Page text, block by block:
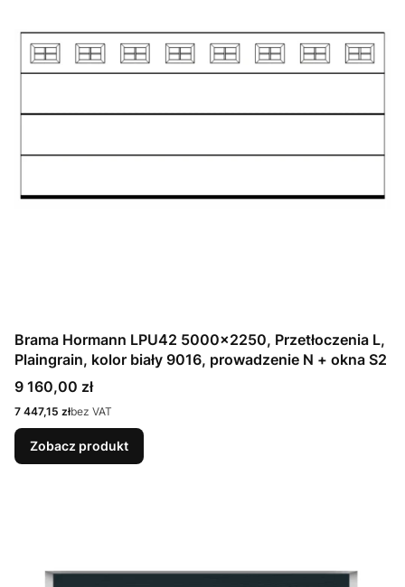
Brama Hormann LPU42 5000x2250, Przetłoczenia L,
Plaingrain, kolor biały 9016, prowadzenie N + okna S2
Cena
9 160,00 zł
Cena
7 447,15 złbez VAT
Zobacz produkt